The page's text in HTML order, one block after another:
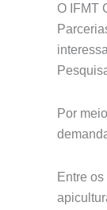
O IFMT
Por
Entre